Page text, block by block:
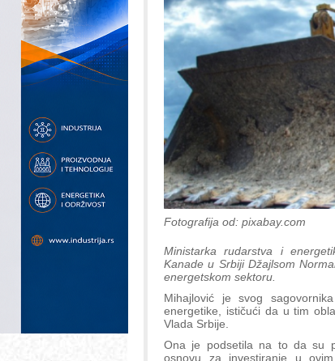
Fotografija od: pixabay.com
Ministarka rudarstva i
Kanade u Srbiji Džajlsom
energetskom sektoru.
Mihajlović je svog
energetike, ističući da u tim
Vlada Srbije.
Ona je podsetila na to da su
osnovu za investiranje u